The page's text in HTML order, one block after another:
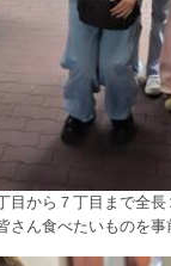
目から７丁目まで全
さん食べたいものを